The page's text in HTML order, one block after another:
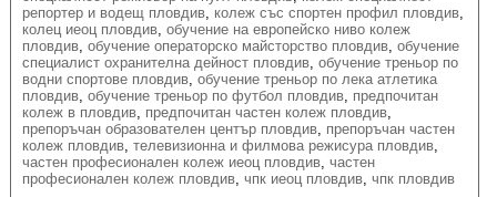
репортер и водещ пловдив, колеж със спортен профил пловдив,
колец иеоц пловдив, обучение на европейско ниво колеж
пловдив, обучение операторско майсторство пловдив, обучение
специалист охранителна дейност пловдив, обучение треньор по
водни спортове пловдив, обучение треньор по лека атлетика
пловдив, обучение треньор по футбол пловдив, предпочитан
колеж в пловдив, предпочитан частен колеж пловдив,
препоръчан образователен център пловдив, препоръчан частен
колеж пловдив, телевизионна и филмова режисура пловдив,
частен професионален колеж иеоц пловдив, частен
професионален колеж пловдив, чпк иеоц пловдив, чпк пловдив